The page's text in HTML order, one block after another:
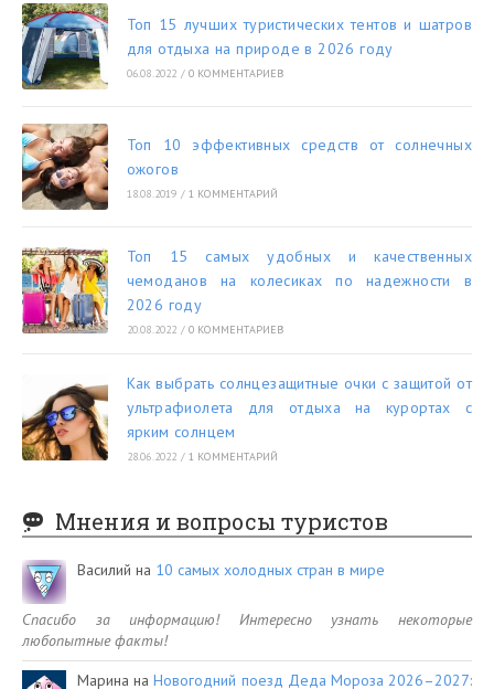
Топ 15 лучших туристических тентов и шатров
для отдыха на природе в 2026 году
06.08.2022 / 0 КОММЕНТАРИЕВ
Топ 10 эффективных средств от солнечных
ожогов
18.08.2019 / 1 КОММЕНТАРИЙ
Топ 15 самых удобных и качественных
чемоданов на колесиках по надежности в
2026 году
20.08.2022 / 0 КОММЕНТАРИЕВ
Как выбрать солнцезащитные очки с защитой от
ультрафиолета для отдыха на курортах с
ярким солнцем
28.06.2022 / 1 КОММЕНТАРИЙ
Мнения и вопросы туристов
Василий на 10 самых холодных стран в мире
Спасибо за информацию! Интересно узнать некоторые
любопытные факты!
Марина наНовогодний поезд Деда Мороза 2026–2027: